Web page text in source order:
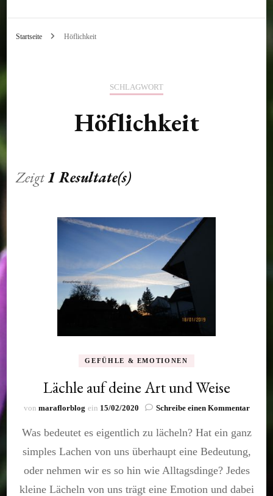
Startseite Höflichkeit
SCHLAGWORT
Höflichkeit
Zeigt1 Resultate(s)
GEFÜHLE & EMOTIONEN
Lächle auf deine Art und Weise
von maraflorblog ein 15/02/2020 Schreibe einen Kommentarzu
auf
Art
und
Was bedeutet es eigentlich zu lächeln? Hat ein ganz
simples Lachen von uns überhaupt eine Bedeutung,
oder nehmen wir es so hin wie Alltagsdinge? Jedes
kleine Lächeln von uns trägt eine Emotion und dabei